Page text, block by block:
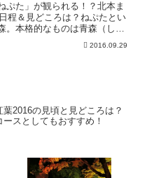
ぷた」が観られる！？北本ま
程＆見どころは？ねぷたとい
。本格的なものは青森（しか
ということは弘前）に行かな
ないというイメージですが、
2016.09.29
葉2016の見頃と見どころは？
ースとしてもおすすめ！